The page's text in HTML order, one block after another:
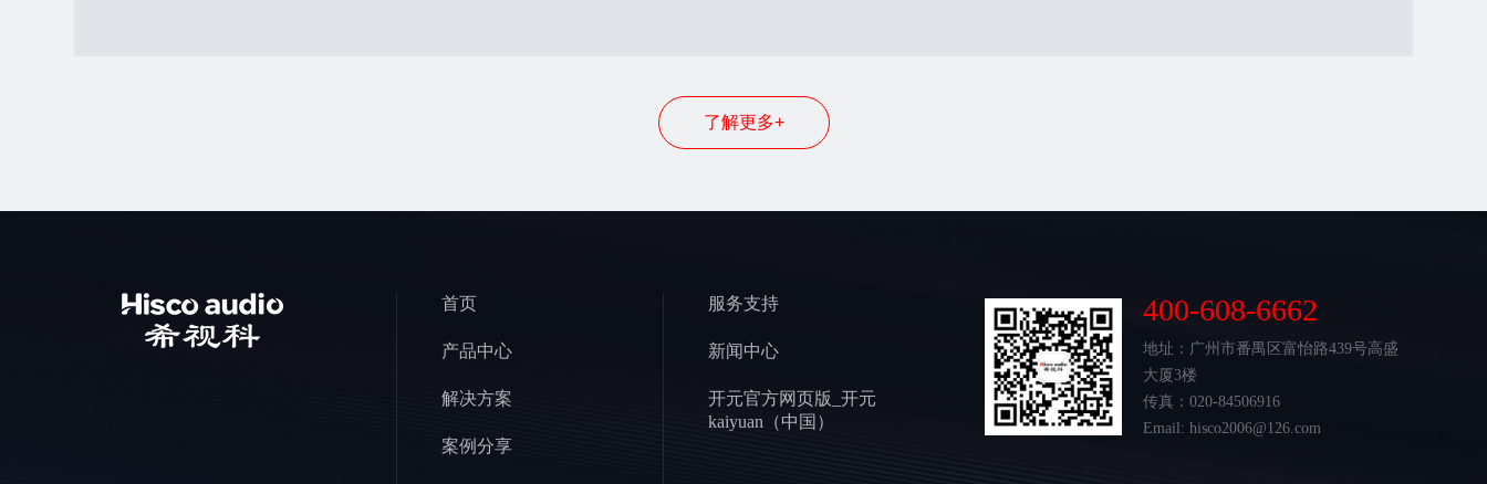
了解更多+
首页
产品中心
解决方案
案例分享
服务支持
新闻中心
开元官方网页版_开元
kaiyuan（中国）
400-608-6662
地址：广州市番禺区富怡路439号高盛
大厦3楼
传真：020-84506916
Email: hisco2006@126.com